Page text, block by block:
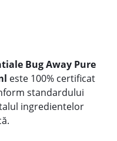
Bug Away Pure
este 100% certificat
standardului
ingredientelor